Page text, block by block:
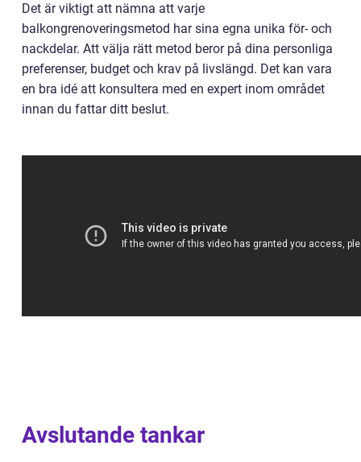
Det är viktigt att nämna att varje
balkongrenoveringsmetod har sina egna unika för- och
nackdelar. Att välja rätt metod beror på dina personliga
preferenser, budget och krav på livslängd. Det kan vara
en bra idé att konsultera med en expert inom området
innan du fattar ditt beslut.
Avslutande tankar